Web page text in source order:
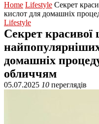
Home Lifestyle Секрет
кислот для домашніх
Lifestyle
Секрет красивої
домашніх
обличчям
05.07.2025 10 переглядів